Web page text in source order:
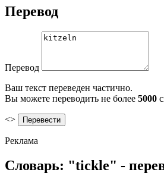
Перевод
Перевод
Ваш текст переведен частично.
Вы можете переводить не более 5000
<>
Реклама
Словарь: "tickle" -